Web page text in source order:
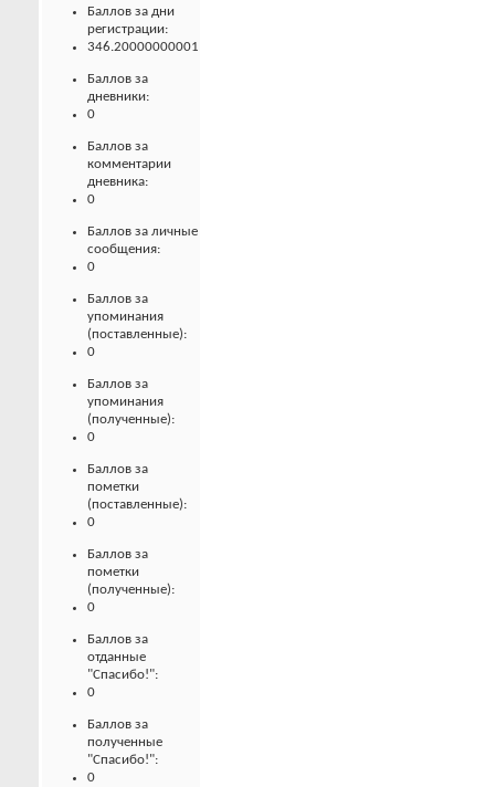
Баллов за дни
регистрации:
346.20000000001
Баллов за
дневники:
0
Баллов за
комментарии
дневника:
0
Баллов за личные
сообщения:
0
Баллов за
упоминания
(поставленные):
0
Баллов за
упоминания
(полученные):
0
Баллов за
пометки
(поставленные):
0
Баллов за
пометки
(полученные):
0
Баллов за
отданные
"Спасибо!":
0
Баллов за
полученные
"Спасибо!":
0